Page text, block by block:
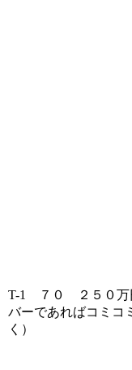
T-1 ７０ ２５０万
バーであればコミコ
く）